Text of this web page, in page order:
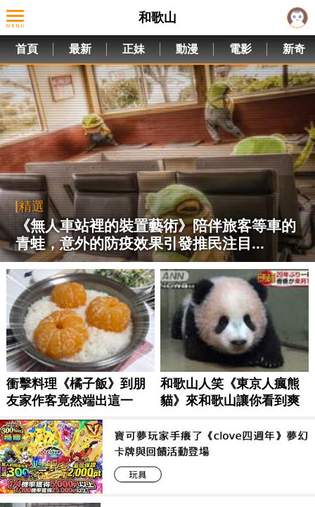
和歌山
首頁 最新 正妹 動漫 電影 新奇
精選